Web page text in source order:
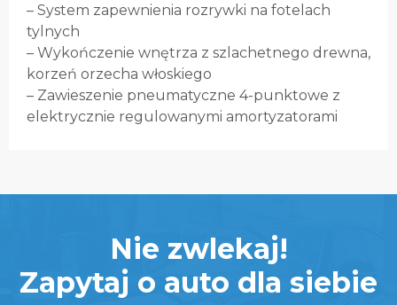
– System zapewnienia rozrywki na fotelach
tylnych
– Wykończenie wnętrza z szlachetnego drewna,
korzeń orzecha włoskiego
– Zawieszenie pneumatyczne 4-punktowe z
elektrycznie regulowanymi amortyzatorami
Nie zwlekaj!
Zapytaj o auto dla siebie